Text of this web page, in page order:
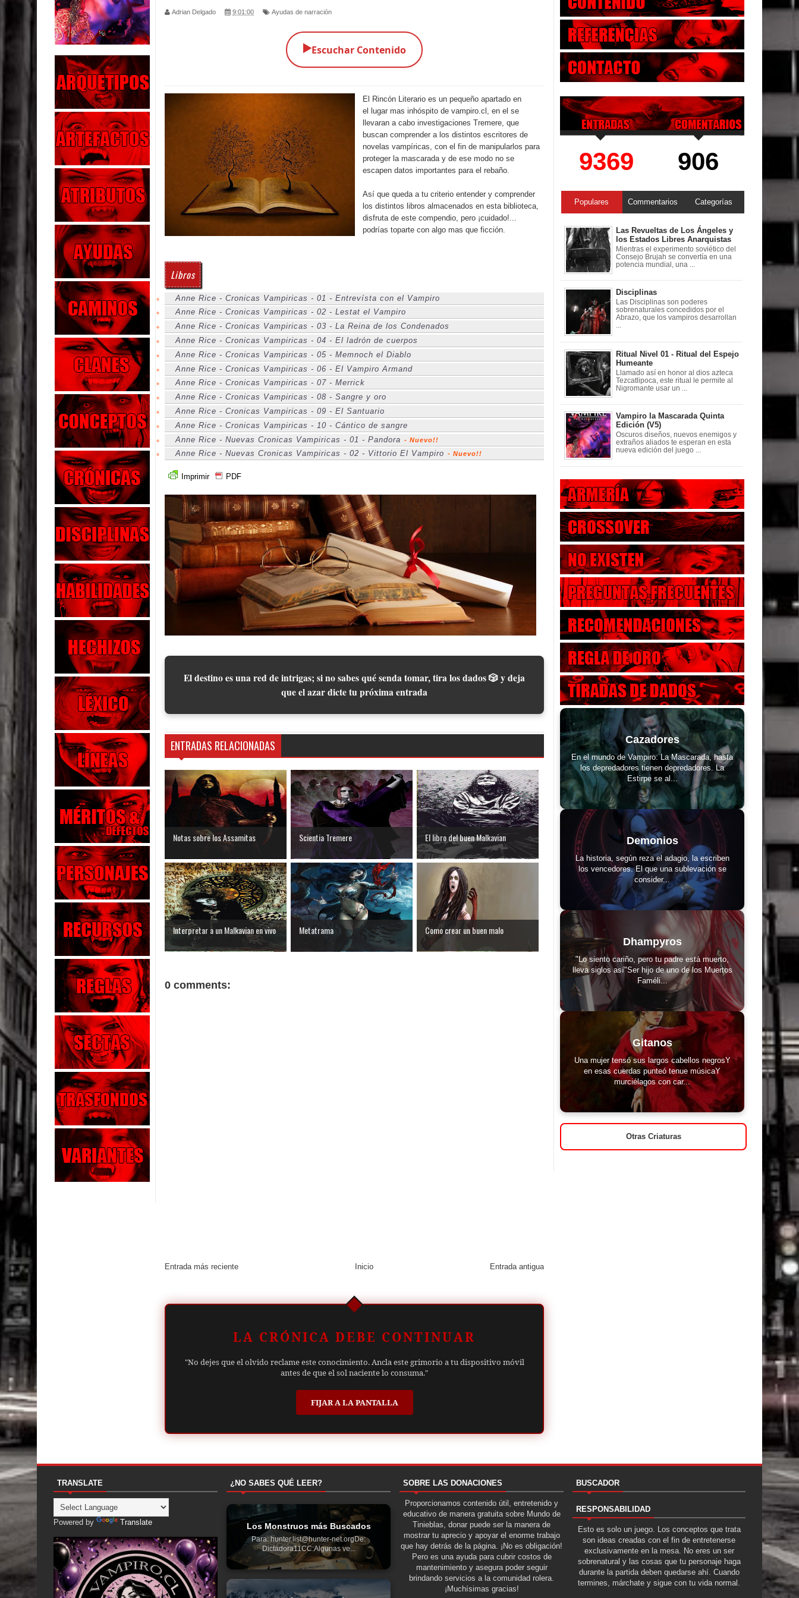
Parte 03: La Traición
Parte 02: Vuelve el Hijo Prodigo
Parte 01: El Comienzo
Parte 01: El Enemigo Interior
Exaltados y Muertos Vivientes
Los Muertos se Levantan (Relato)
Los Monstruos más Buscados
Parte 09: Los Muertos Cuentan Cuentos
Adrian Delgado 9:01:00 Ayudas de narración
▶️Escuchar Contenido
El Rincón Literario es un pequeño apartado en
el lugar mas inhóspito de vampiro.cl, en el se
llevaran a cabo investigaciones Tremere, que
buscan comprender a los distintos escritores de
novelas vampíricas, con el fin de manipularlos para
proteger la mascarada y de ese modo no se
escapen datos importantes para el rebaño.
Así que queda a tu criterio entender y comprender
los distintos libros almacenados en esta biblioteca,
disfruta de este compendio, pero ¡cuidado!...
podrías toparte con algo mas que ficción.
Libros
Anne Rice - Cronicas Vampiricas - 01 - Entrevísta con el Vampiro
Anne Rice - Cronicas Vampiricas - 02 - Lestat el Vampiro
Anne Rice - Cronicas Vampiricas - 03 - La Reina de los Condenados
Anne Rice - Cronicas Vampiricas - 04 - El ladrón de cuerpos
Anne Rice - Cronicas Vampiricas - 05 - Memnoch el Diablo
Anne Rice - Cronicas Vampiricas - 06 - El Vampiro Armand
Anne Rice - Cronicas Vampiricas - 07 - Merrick
Anne Rice - Cronicas Vampiricas - 08 - Sangre y oro
Anne Rice - Cronicas Vampiricas - 09 - El Santuario
Anne Rice - Cronicas Vampiricas - 10 - Cántico de sangre
Anne Rice - Nuevas Cronicas Vampiricas - 01 - Pandora - Nuevo!!
Anne Rice - Nuevas Cronicas Vampiricas - 02 - Vittorio El Vampiro - Nuevo!!
Imprimir PDF
El destino es una red de intrigas; si no sabes qué senda tomar, tira los dados 🎲 y deja
que el azar dicte tu próxima entrada
ENTRADAS RELACIONADAS
Notas sobre los Assamitas Scientia Tremere El libro del buen Malkavian
Interpretar a un Malkavian en vivo Metatrama Como crear un buen malo
0 comments:
Entrada más reciente Entrada antigua
Inicio
LA CRÓNICA DEBE CONTINUAR
"No dejes que el olvido reclame este conocimiento. Ancla este grimorio a tu dispositivo móvil
antes de que el sol naciente lo consuma."
FIJAR A LA PANTALLA
9369 906
Populares Commentarios Categorías
Las Revueltas de Los Ángeles y
los Estados Libres Anarquistas
Mientras el experimento soviético del
Consejo Brujah se convertía en una
potencia mundial, una ...
Disciplinas
Las Disciplinas son poderes
sobrenaturales concedidos por el
Abrazo, que los vampiros desarrollan
Ritual Nivel 01 - Ritual del Espejo
Humeante
Llamado así en honor al dios azteca
Tezcatlipoca, este ritual le permite al
Nigromante usar un ...
Vampiro la Mascarada Quinta
Edición (V5)
Oscuros diseños, nuevos enemigos y
extraños aliados te esperan en esta
nueva edición del juego ...
Cazadores
En el mundo de Vampiro: La Mascarada, hasta
los depredadores tienen depredadores. La
Estirpe se al...
Demonios
La historia, según reza el adagio, la escriben
los vencedores. El que una sublevación se
consider...
Dhampyros
"Lo siento cariño, pero tu padre está muerto,
lleva siglos así"Ser hijo de uno de los Muertos
Faméli...
Gitanos
Una mujer tensó sus largos cabellos negrosY
en esas cuerdas punteó tenue músicaY
murciélagos con car...
Otras Criaturas
TRANSLATE
Powered by Translate
¿NO SABES QUÉ LEER?
Los Monstruos más Buscados
Para: hunter.list@hunter-net.orgDe:
Dictadora11CC:Algunas ve...
SOBRE LAS DONACIONES
Proporcionamos contenido útil, entretenido y
educativo de manera gratuita sobre Mundo de
Tinieblas, donar puede ser la manera de
mostrar tu aprecio y apoyar el enorme trabajo
que hay detrás de la página. ¡No es obligación!
Pero es una ayuda para cubrir costos de
mantenimiento y asegura poder seguir
brindando servicios a la comunidad rolera.
¡Muchísimas gracias!
BUSCADOR
RESPONSABILIDAD
Esto es solo un juego. Los conceptos que trata
son ideas creadas con el fin de entretenerse
exclusivamente en la mesa. No eres un ser
sobrenatural y las cosas que tu personaje haga
durante la partida deben quedarse ahí. Cuando
termines, márchate y sigue con tu vida normal.